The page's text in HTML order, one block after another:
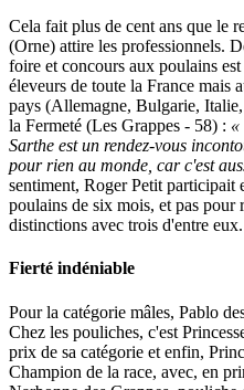
Cela fait plus de cent ans que le
(Orne) attire les professionnels.
foire et concours aux poulains
éleveurs de toute la France mais
pays (Allemagne, Bulgarie,
la Fermeté (Les Grappes - 58) : «
Sarthe est un rendez-vous
pour rien au monde, car c'est
sentiment, Roger Petit participait
poulains de six mois, et pas pour
distinctions avec trois d'entre eux.
Fierté indéniable
Pour la catégorie mâles, Pablo
Chez les pouliches, c'est
prix de sa catégorie et enfin,
Champion de la race, avec, en